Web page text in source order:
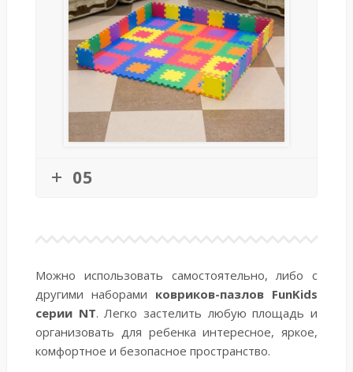
05
Можно использовать самостоятельно, либо с
другими наборами ковриков-пазлов FunKids
серии NT. Легко застелить любую площадь и
организовать для ребенка интересное, яркое,
комфортное и безопасное пространство.